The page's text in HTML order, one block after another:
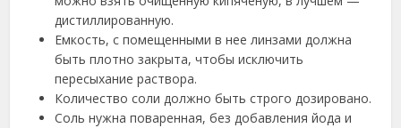
дистиллированную.
Емкость, с помещенными в нее линзами должна
быть плотно закрыта, чтобы исключить
пересыхание раствора.
Количество соли должно быть строго дозировано.
Соль нужна поваренная, без добавления йода и